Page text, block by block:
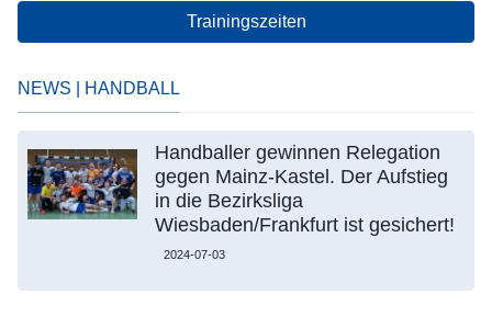
Trainingszeiten
NEWS | HANDBALL
Handballer gewinnen Relegation
gegen Mainz-Kastel. Der Aufstieg
in die Bezirksliga
Wiesbaden/Frankfurt ist gesichert!
2024-07-03